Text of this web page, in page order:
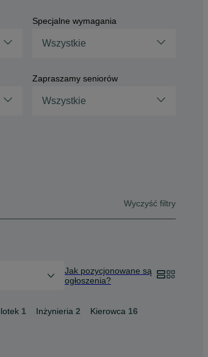
Specjalne wymagania
Wszystkie
Zapraszamy seniorów
Wszystkie
Wyczyść filtry
Jak pozycjonowane są
ogłoszenia?
1 Inżynieria 2 Kierowca 16